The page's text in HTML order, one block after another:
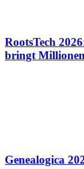
RootsTech
bringt
Genealogica